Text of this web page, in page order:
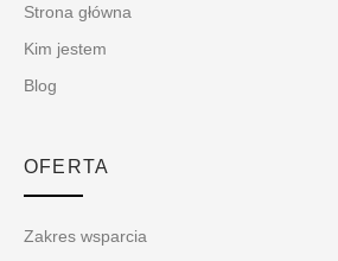
Strona główna
Kim jestem
Blog
OFERTA
Zakres wsparcia